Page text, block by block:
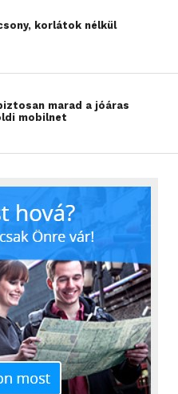
korlátok nélkül
marad a jóáras
mobilnet